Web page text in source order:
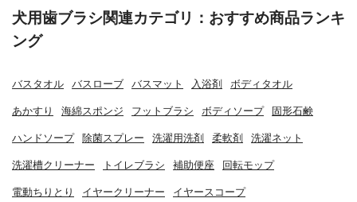
犬用歯ブラシ関連カテゴリ：おすすめ商品ランキ
ング
バスタオル バスローブ バスマット 入浴剤 ボディタオル
あかすり 海綿スポンジ フットブラシ ボディソープ 固形石鹸
ハンドソープ 除菌スプレー 洗濯用洗剤 柔軟剤 洗濯ネット
洗濯槽クリーナー トイレブラシ 補助便座 回転モップ
電動ちりとり イヤークリーナー イヤースコープ